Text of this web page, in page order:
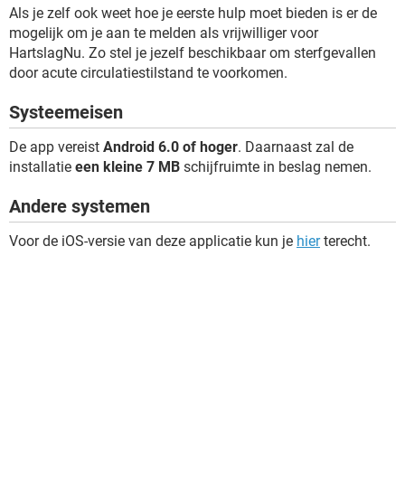
Als je zelf ook weet hoe je eerste hulp moet bieden is er de
mogelijk om je aan te melden als vrijwilliger voor
HartslagNu. Zo stel je jezelf beschikbaar om sterfgevallen
door acute circulatiestilstand te voorkomen.
Systeemeisen
De app vereist Android 6.0 of hoger. Daarnaast zal de
installatie een kleine 7 MB schijfruimte in beslag nemen.
Andere systemen
Voor de iOS-versie van deze applicatie kun je hierterecht.